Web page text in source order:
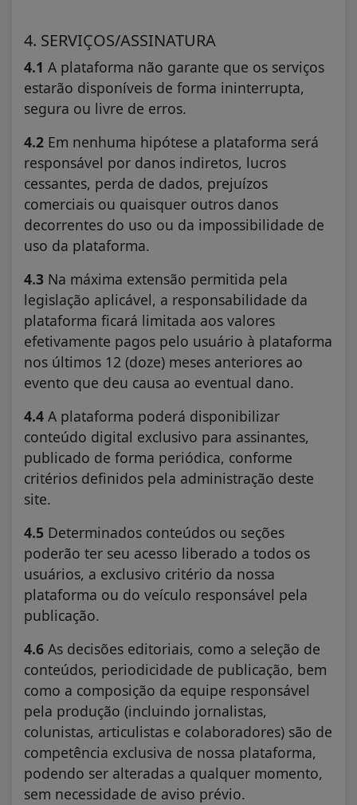
4. SERVIÇOS/ASSINATURA
4.1 A plataforma não garante que os serviços
estarão disponíveis de forma ininterrupta,
segura ou livre de erros.
4.2 Em nenhuma hipótese a plataforma será
responsável por danos indiretos, lucros
cessantes, perda de dados, prejuízos
comerciais ou quaisquer outros danos
decorrentes do uso ou da impossibilidade de
uso da plataforma.
4.3 Na máxima extensão permitida pela
legislação aplicável, a responsabilidade da
plataforma ficará limitada aos valores
efetivamente pagos pelo usuário à plataforma
nos últimos 12 (doze) meses anteriores ao
evento que deu causa ao eventual dano.
4.4 A plataforma poderá disponibilizar
conteúdo digital exclusivo para assinantes,
publicado de forma periódica, conforme
critérios definidos pela administração deste
site.
4.5 Determinados conteúdos ou seções
poderão ter seu acesso liberado a todos os
usuários, a exclusivo critério da nossa
plataforma ou do veículo responsável pela
publicação.
4.6 As decisões editoriais, como a seleção de
conteúdos, periodicidade de publicação, bem
como a composição da equipe responsável
pela produção (incluindo jornalistas,
colunistas, articulistas e colaboradores) são de
competência exclusiva de nossa plataforma,
podendo ser alteradas a qualquer momento,
sem necessidade de aviso prévio.